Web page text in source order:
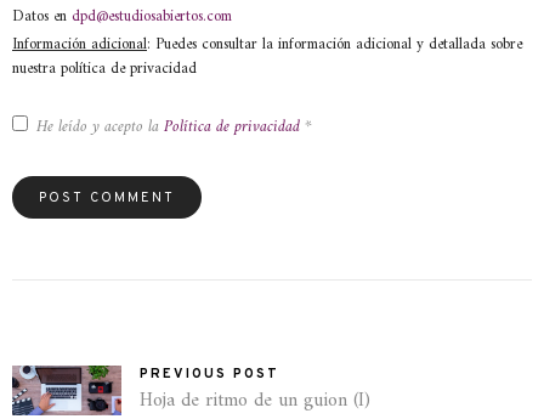
Datos en dpd@estudiosabiertos.com
Información adicional: Puedes consultar la información adicional y detallada sobre
nuestra política de privacidad
He leído y acepto la Política de privacidad *
PREVIOUS POST
Hoja de ritmo de un guion (I)